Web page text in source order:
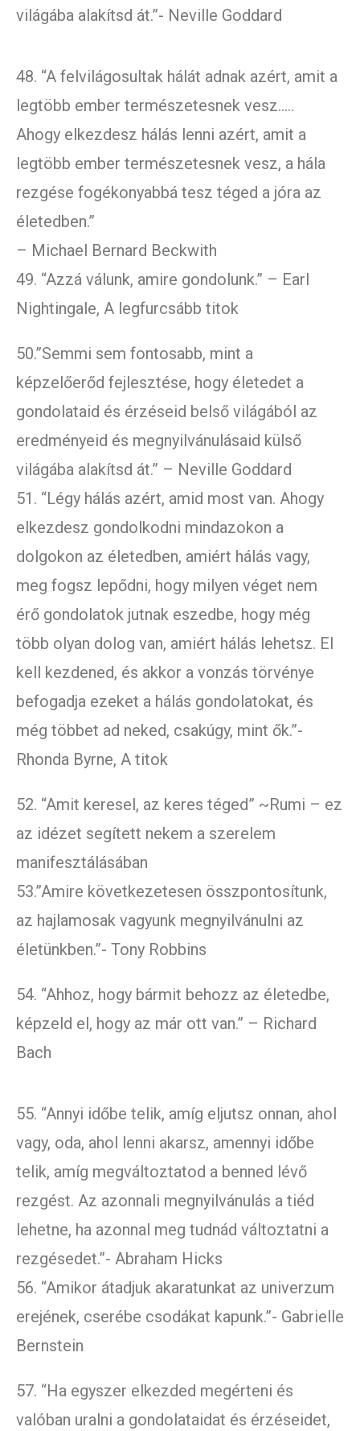
világába alakítsd át.”- Neville Goddard
48. “A felvilágosultak hálát adnak azért, amit a
legtöbb ember természetesnek vesz…..
Ahogy elkezdesz hálás lenni azért, amit a
legtöbb ember természetesnek vesz, a hála
rezgése fogékonyabbá tesz téged a jóra az
életedben.”
– Michael Bernard Beckwith
49. “Azzá válunk, amire gondolunk.” – Earl
Nightingale, A legfurcsább titok
50.”Semmi sem fontosabb, mint a
képzelőerőd fejlesztése, hogy életedet a
gondolataid és érzéseid belső világából az
eredményeid és megnyilvánulásaid külső
világába alakítsd át.” – Neville Goddard
51. “Légy hálás azért, amid most van. Ahogy
elkezdesz gondolkodni mindazokon a
dolgokon az életedben, amiért hálás vagy,
meg fogsz lepődni, hogy milyen véget nem
érő gondolatok jutnak eszedbe, hogy még
több olyan dolog van, amiért hálás lehetsz. El
kell kezdened, és akkor a vonzás törvénye
befogadja ezeket a hálás gondolatokat, és
még többet ad neked, csakúgy, mint ők.”-
Rhonda Byrne, A titok
52. “Amit keresel, az keres téged” ~Rumi – ez
az idézet segített nekem a szerelem
manifesztálásában
53.”Amire következetesen összpontosítunk,
az hajlamosak vagyunk megnyilvánulni az
életünkben.”- Tony Robbins
54. “Ahhoz, hogy bármit behozz az életedbe,
képzeld el, hogy az már ott van.” – Richard
Bach
55. “Annyi időbe telik, amíg eljutsz onnan, ahol
vagy, oda, ahol lenni akarsz, amennyi időbe
telik, amíg megváltoztatod a benned lévő
rezgést. Az azonnali megnyilvánulás a tiéd
lehetne, ha azonnal meg tudnád változtatni a
rezgésedet.”- Abraham Hicks
56. “Amikor átadjuk akaratunkat az univerzum
erejének, cserébe csodákat kapunk.”- Gabrielle
Bernstein
57. “Ha egyszer elkezded megérteni és
valóban uralni a gondolataidat és érzéseidet,